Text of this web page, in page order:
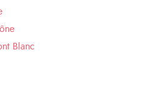
Blanc